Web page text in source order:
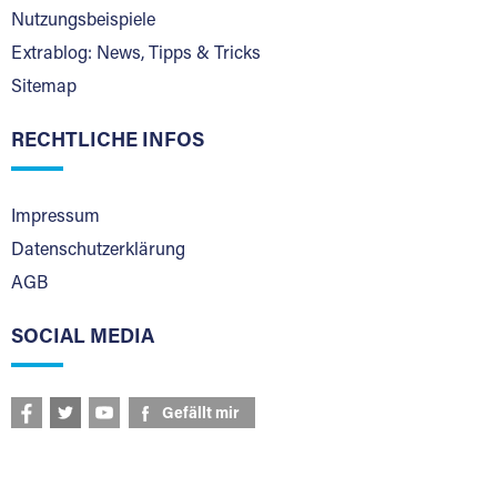
Nutzungsbeispiele
Extrablog: News, Tipps & Tricks
Sitemap
RECHTLICHE INFOS
Impressum
Datenschutzerklärung
AGB
SOCIAL MEDIA
Gefällt mir